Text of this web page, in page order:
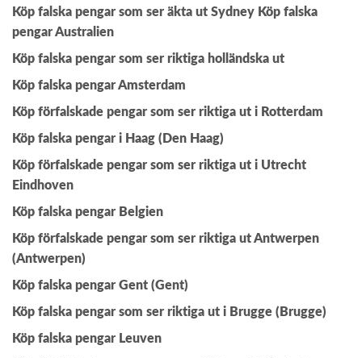
Köp falska pengar som ser äkta ut Sydney Köp falska
pengar Australien
Köp falska pengar som ser riktiga holländska ut
Köp falska pengar Amsterdam
Köp förfalskade pengar som ser riktiga ut i Rotterdam
Köp falska pengar i Haag (Den Haag)
Köp förfalskade pengar som ser riktiga ut i Utrecht
Eindhoven
Köp falska pengar Belgien
Köp förfalskade pengar som ser riktiga ut Antwerpen
(Antwerpen)
Köp falska pengar Gent (Gent)
Köp falska pengar som ser riktiga ut i Brugge (Brugge)
Köp falska pengar Leuven